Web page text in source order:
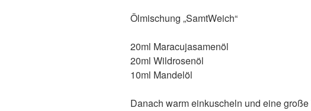
Ölmischung „SamtWeich“
20ml Maracujasamenöl
20ml Wildrosenöl
10ml Mandelöl
Danach warm einkuscheln und eine